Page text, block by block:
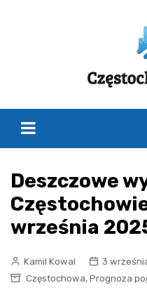
Deszczowe
września
Kamil Kowal
3
Częstochowa, Prognoza